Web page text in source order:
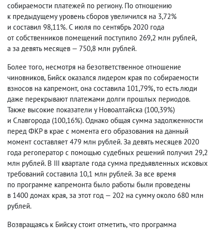
собираемости платежей по региону. По отношению
к предыдущему уровень сборов увеличился на 3,72%
и составил 98,11%. С июля по сентябрь 2020 года
от собственников помещений поступило 269,2 млн рублей,
а за девять месяцев — 750,8 млн рублей.
Более того, несмотря на безответственное отношение
чиновников, Бийск оказался лидером края по собираемости
взносов на капремонт, она составила 101,79%, то есть люди
даже перекрывают платежами долги прошлых периодов.
Также высокие показатели у Новоалтайска (100,39%)
и Славгорода (100,16%). Однако общая сумма задолженности
перед ФКР в крае с момента его образования на данный
момент составляет 479 млн рублей. За девять месяцев 2020
года регоператор с помощью судебных решений получил 29,2
млн рублей. В III квартале года сумма предъявленных исковых
требований составила 10,1 млн рублей. За все время
по программе капремонта было работы были проведены
в 1400 домах края, за этот год — 202 на сумму около 680 млн
рублей.
Возвращаясь к Бийску стоит отметить, что программа